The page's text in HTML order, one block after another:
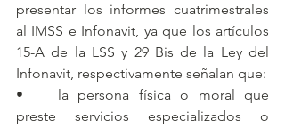
presentar los informes cuatrimestrales
al IMSS e Infonavit, ya que los artículos
15-A de la LSS y 29 Bis de la Ley del
Infonavit, respectivamente señalan que:
•	la persona física o moral que
preste servicios especializados o